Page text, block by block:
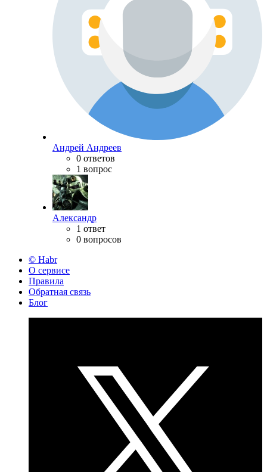
Андрей Андреев
0 ответов
1 вопрос
Александр
1 ответ
0 вопросов
© Habr
О сервисе
Правила
Обратная связь
Блог